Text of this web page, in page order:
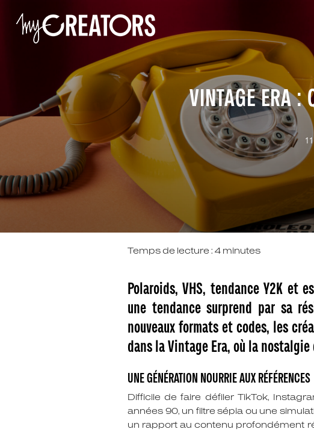
VINTAGE ERA :
Temps de lecture : 4 minutes
Polaroids, VHS, tendance Y2K et
une tendance surprend par sa
nouveaux formats et codes, les
dans la Vintage Era, où la
UNE GÉNÉRATION NOURRIE AUX RÉFÉRENCES
Difficile de faire défiler TikTok,
années 90, un filtre sépia ou une
un rapport au contenu profondément